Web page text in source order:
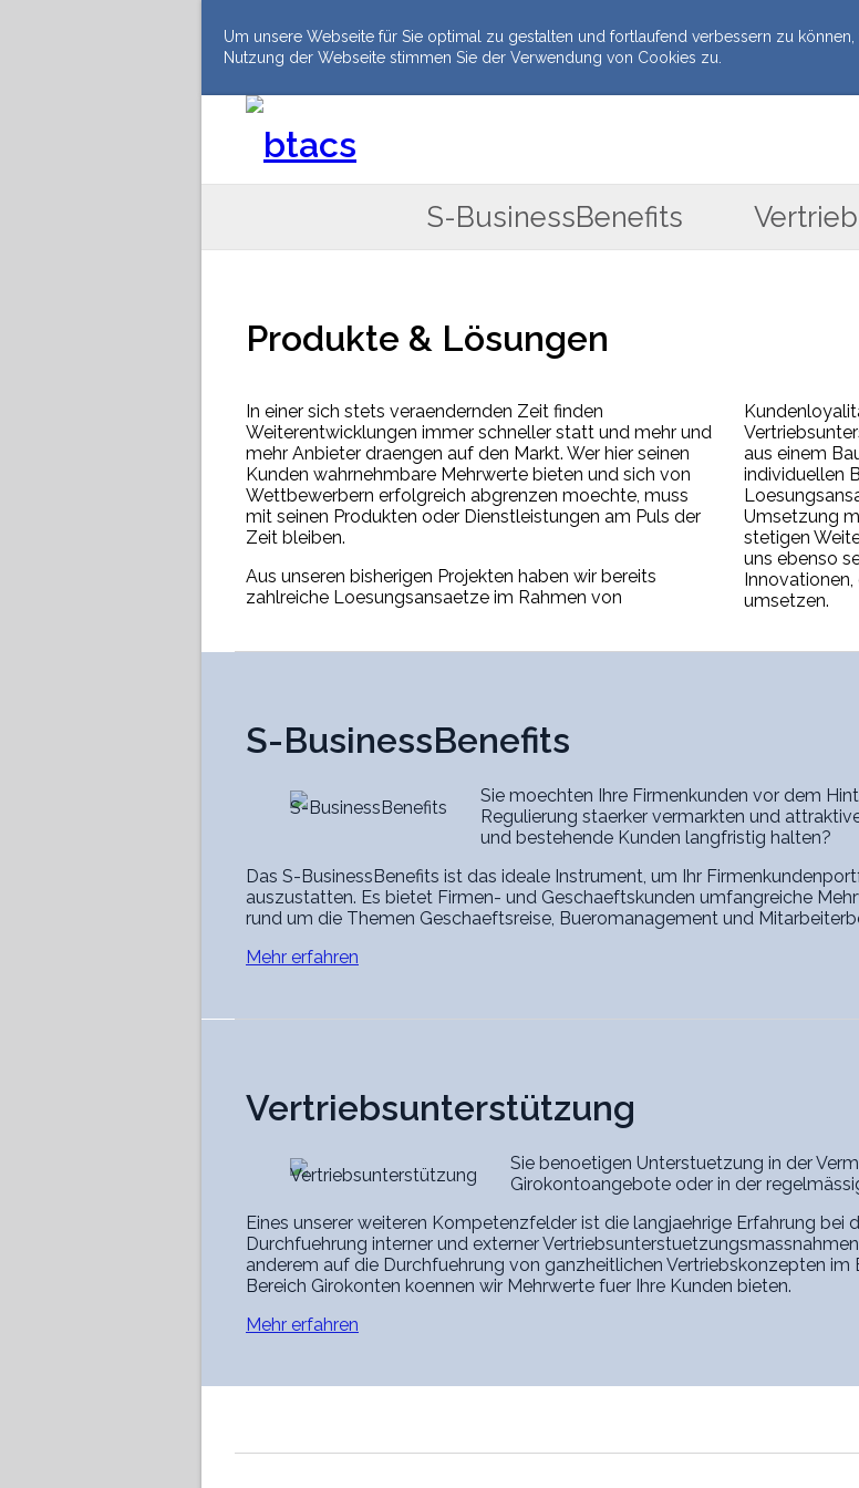
Um unsere Webseite für Sie optimal zu gestalten und fortlaufend verbessern zu
Nutzung der Webseite stimmen Sie der Verwendung von Cookies zu.
S-BusinessBenefits
Produkte & Lösungen
In einer sich stets veraendernden Zeit finden
Weiterentwicklungen immer schneller statt und mehr und
mehr Anbieter draengen auf den Markt. Wer hier seinen
Kunden wahrnehmbare Mehrwerte bieten und sich von
Wettbewerbern erfolgreich abgrenzen moechte, muss
mit seinen Produkten oder Dienstleistungen am Puls der
Zeit bleiben.
Aus unseren bisherigen Projekten haben wir bereits
zahlreiche Loesungsansaetze im Rahmen von
aus einem
individuellen
Umsetzung
stetigen
uns ebenso
Innovationen,
umsetzen.
S-BusinessBenefits
S-BusinessBenefits
Sie moechten Ihre Firmenkunden vor dem
Regulierung staerker vermarkten und
und bestehende Kunden langfristig halten?
Das S-BusinessBenefits ist das ideale Instrument, um Ihr
auszustatten. Es bietet Firmen- und Geschaeftskunden umfangreiche
rund um die Themen Geschaeftsreise, Bueromanagement und
Mehr erfahren
Vertriebsunterstützung
Vertriebsunterstützung
Sie benoetigen Unterstuetzung in der
Girokontoangebote oder in der
Eines unserer weiteren Kompetenzfelder ist die langjaehrige Erfahrung bei
Durchfuehrung interner und externer
anderem auf die Durchfuehrung von ganzheitlichen Vertriebskonzepten im
Bereich Girokonten koennen wir Mehrwerte fuer Ihre Kunden bieten.
Mehr erfahren